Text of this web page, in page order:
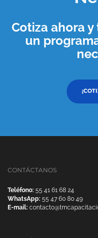
Cotiza ahora
un
CONTÁCTANOS
Teléfono: 55 41 61 68 24
WhatsApp: 55 47 60 80 49
E-mail: